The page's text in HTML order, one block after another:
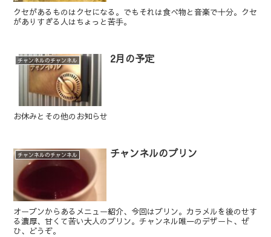
クセがあるものはクセになる。でもそれは食べ物と音楽で十分。クセ
がありすぎる人はちょっと苦手。
チャンネルのチャンネル 2月の予定
お休みとその他のお知らせ
チャンネルのチャンネル チャンネルのプリン
オープンからあるメニュー紹介、今回はプリン。カラメルを後のせす
る濃厚、甘くて苦い大人のプリン。チャンネル唯一のデザート、ぜ
ひ、どうぞ。